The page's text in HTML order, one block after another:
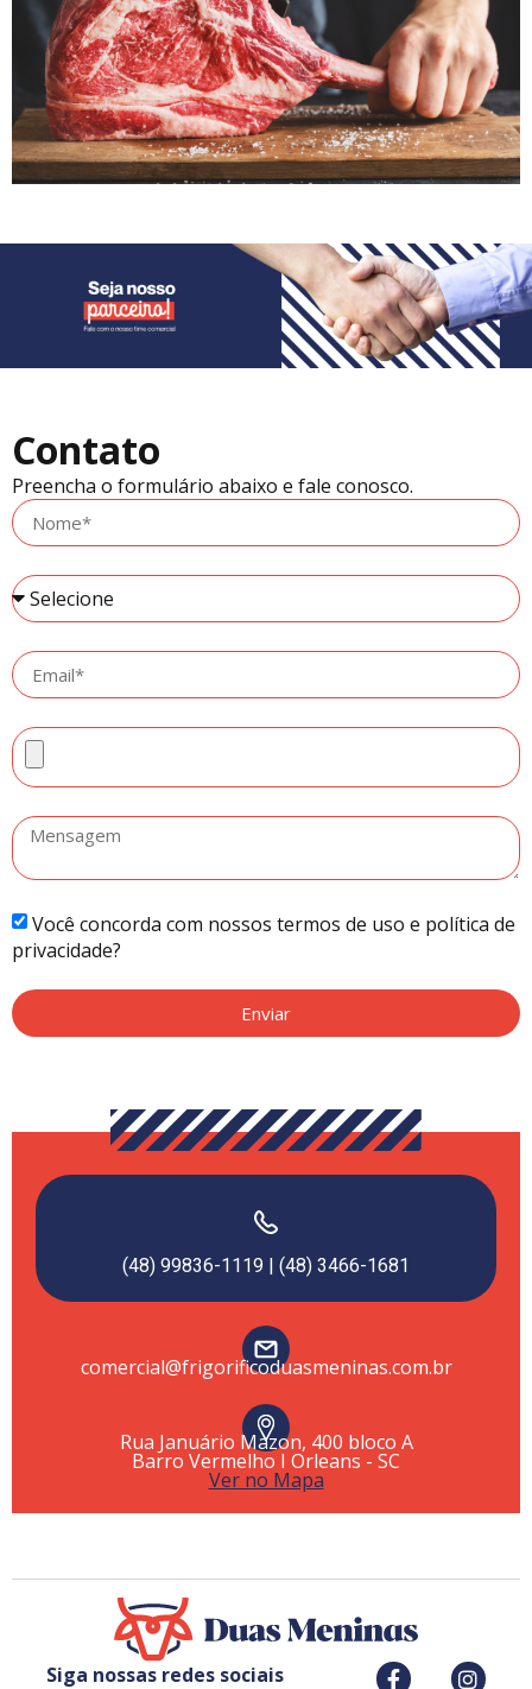
Contato
Preencha o formulário abaixo e fale conosco.
Você concorda com nossos termos de uso e política de
privacidade?
Enviar
(48) 99836-1119 | (48) 3466-1681
comercial@frigorificoduasmeninas.com.br
Rua Januário Mazon, 400 bloco A
Barro Vermelho I Orleans - SC
Ver no Mapa
Siga nossas redes sociais